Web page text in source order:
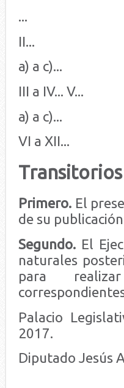
...
II...
a) a c)...
III a IV... V...
a) a c)...
VI a XII...
Transitorios
Primero. El
de su
Segundo. El
naturales
para
Palacio
2017.
Diputado Jesús